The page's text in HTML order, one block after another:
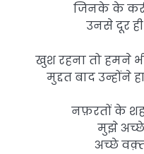
जिनके के
उनसे दूर
खुश रहना तो हमने
मुद्दत बाद उन्होंने
नफ़रतों के
मुझे अच्छे
अच्छे